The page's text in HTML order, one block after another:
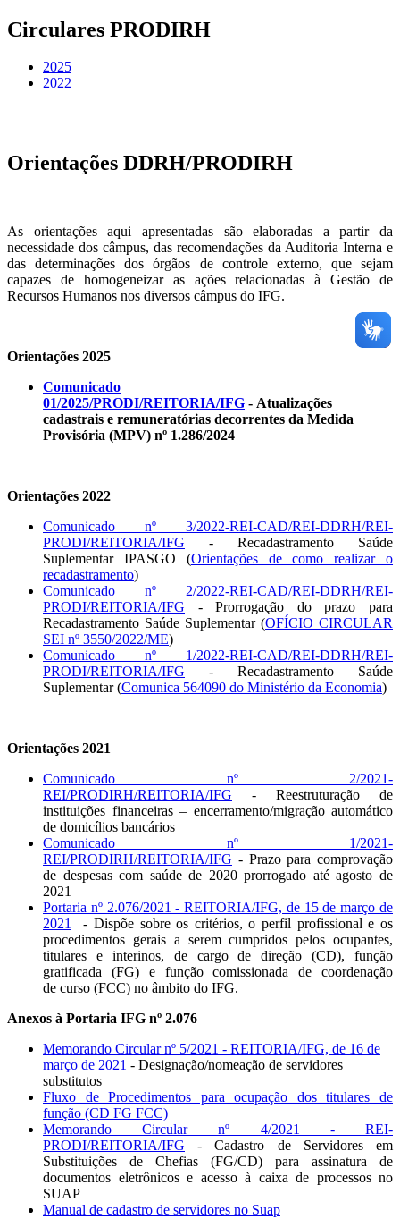
Circulares PRODIRH
2025
2022
Orientações DDRH/PRODIRH
As orientações aqui apresentadas são elaboradas a partir da
necessidade dos câmpus, das recomendações da Auditoria Interna e
das determinações dos órgãos de controle externo, que sejam
capazes de homogeneizar as ações relacionadas à Gestão de
Recursos Humanos nos diversos câmpus do IFG.
Orientações 2025
Comunicado
01/2025/PRODI/REITORIA/IFG - Atualizações
cadastrais e remuneratórias decorrentes da Medida
Provisória (MPV) nº 1.286/2024
Orientações 2022
Comunicado nº 3/2022-REI-CAD/REI-DDRH/REI-
PRODI/REITORIA/IFG - Recadastramento Saúde
Suplementar IPASGO (Orientações de como realizar o
recadastramento)
Comunicado nº 2/2022-REI-CAD/REI-DDRH/REI-
PRODI/REITORIA/IFG - Prorrogação do prazo para
Recadastramento Saúde Suplementar (OFÍCIO CIRCULAR
SEI nº 3550/2022/ME)
Comunicado nº 1/2022-REI-CAD/REI-DDRH/REI-
PRODI/REITORIA/IFG - Recadastramento Saúde
Suplementar (Comunica 564090 do Ministério da Economia)
Orientações 2021
Comunicado nº 2/2021-
REI/PRODIRH/REITORIA/IFG - Reestruturação de
instituições financeiras – encerramento/migração automático
de domicílios bancários
Comunicado nº 1/2021-
REI/PRODIRH/REITORIA/IFG - Prazo para comprovação
de despesas com saúde de 2020 prorrogado até agosto de
2021
Portaria nº 2.076/2021 - REITORIA/IFG, de 15 de março de
2021
- Dispõe sobre os critérios, o perfil profissional e os
procedimentos gerais a serem cumpridos pelos ocupantes,
titulares e interinos, de cargo de direção (CD), função
gratificada (FG) e função comissionada de coordenação
de curso (FCC) no âmbito do IFG.
Anexos à Portaria IFG nº 2.076
Memorando Circular nº 5/2021 - REITORIA/IFG, de 16 de
março de 2021 - Designação/nomeação de servidores
substitutos
Fluxo de Procedimentos para ocupação dos titulares de
função (CD FG FCC)
Memorando Circular nº 4/2021 - REI-
PRODI/REITORIA/IFG - Cadastro de Servidores em
Substituições de Chefias (FG/CD) para assinatura de
documentos eletrônicos e acesso à caixa de processos no
SUAP
Manual de cadastro de servidores no Suap